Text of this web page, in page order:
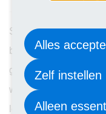
Sport en fitness zijn
blijven, maar vormen
geestelijke balans. In
welzijn steeds
levensstijl die steeds
Alles
Zelf instellen
Alleen